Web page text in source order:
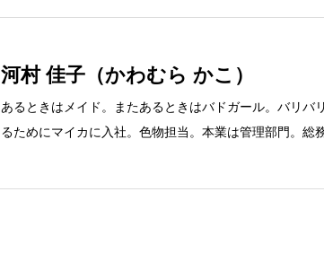
河村 佳子（かわむら かこ）
あるときはメイド。またあるときはバドガール。バリバ
るためにマイカに入社。色物担当。本業は管理部門。総